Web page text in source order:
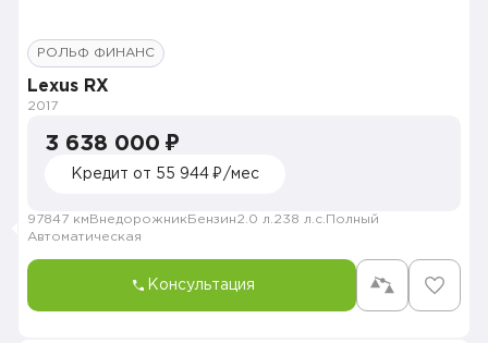
РОЛЬФ ФИНАНС
Lexus RX
2017
3 638 000 ₽
Кредит от 55 944 ₽/мес
97847 км Внедорожник Бензин2.0 л. 238 л.с. Полный
Автоматическая
Консультация